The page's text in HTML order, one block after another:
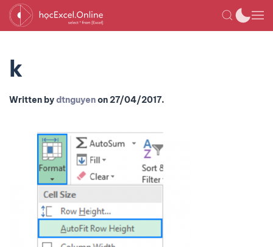
k
Written bydtnguyenon27/04/2017.